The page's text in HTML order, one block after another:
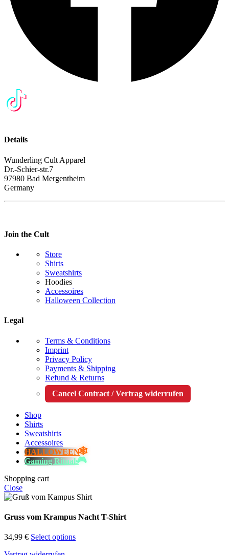
Details
Wunderling Cult Apparel
Dr.-Schier-str.7
97980 Bad Mergentheim
Germany
Join the Cult
Store
Shirts
Sweatshirts
Hoodies
Accessoires
Halloween Collection
Legal
Terms & Conditions
Imprint
Privacy Policy
Payments & Shipping
Refund & Returns
Cancel Contract / Vertrag widerrufen
Shop
Shirts
Sweatshirts
Accessoires
HALLOWEEN
Gaming Rituals
Shopping cart
Close
Gruss vom Krampus Nacht T-Shirt
34,99 € Select options